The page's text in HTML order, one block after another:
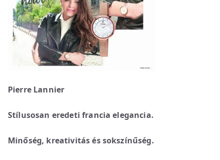
Pierre Lannier
Stílusosan eredeti francia elegancia.
Minőség, kreativitás és sokszínűség.